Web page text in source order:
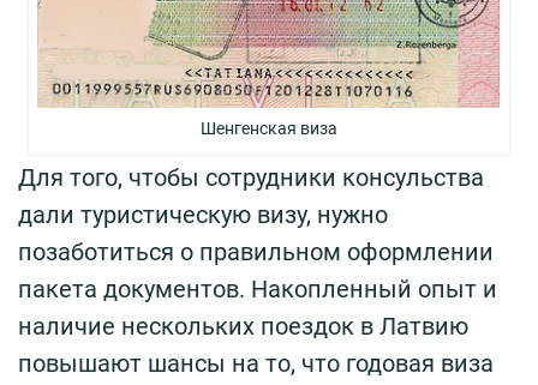
Шенгенская виза
Для того, чтобы сотрудники консульства
дали туристическую визу, нужно
позаботиться о правильном оформлении
пакета документов. Накопленный опыт и
наличие нескольких поездок в Латвию
повышают шансы на то, что годовая виза